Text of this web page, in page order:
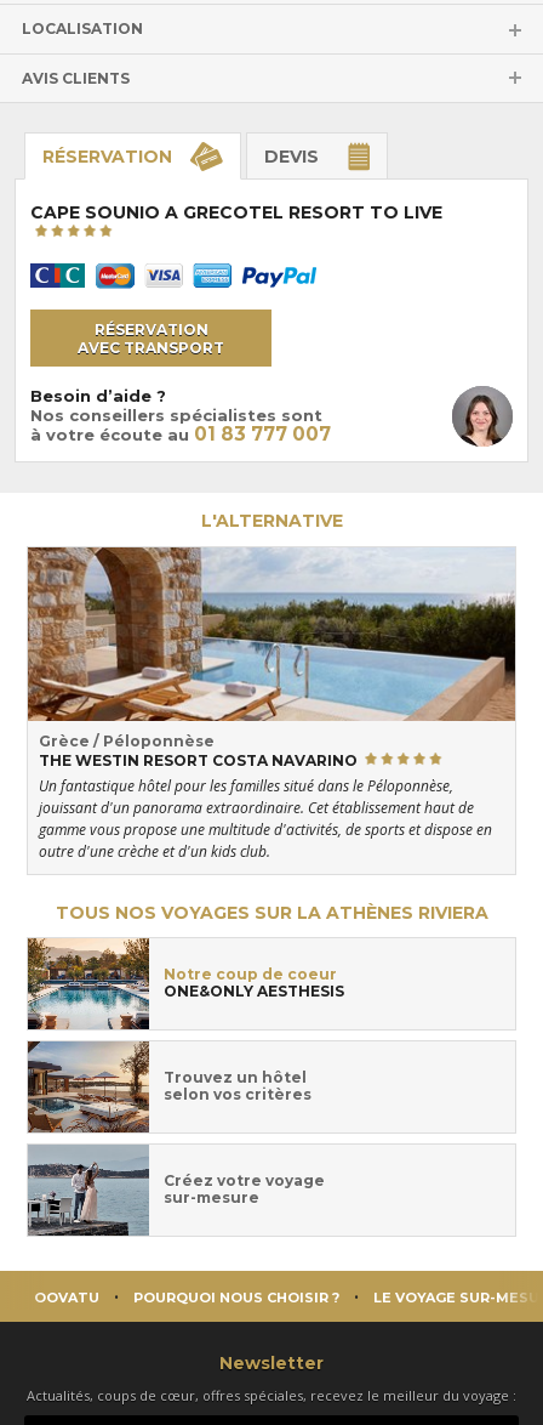
LOCALISATION
AVIS CLIENTS
RÉSERVATION DEVIS
CAPE SOUNIO A GRECOTEL RESORT TO LIVE
RÉSERVATION
AVEC TRANSPORT
Besoin d’aide ?
Nos conseillers spécialistes sont
à votre écoute au 01 83 777 007
L'ALTERNATIVE
Grèce / Péloponnèse
THE WESTIN RESORT COSTA NAVARINO
Un fantastique hôtel pour les familles situé dans le Péloponnèse,
jouissant d'un panorama extraordinaire. Cet établissement haut de
gamme vous propose une multitude d'activités, de sports et dispose en
outre d'une crèche et d'un kids club.
TOUS NOS VOYAGES SUR LA ATHÈNES RIVIERA
Notre coup de coeur
ONE&ONLY AESTHESIS
Trouvez un hôtel
selon vos critères
Créez votre voyage
sur-mesure
OOVATU POURQUOI NOUS CHOISIR ? LE VOYAGE SUR-
Newsletter
Actualités, coups de cœur, offres spéciales, recevez le meilleur du voyage :